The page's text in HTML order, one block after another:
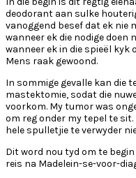
deodorant aan sulke
vanoggend besef dat ek nie
wanneer ek die nodige doen
wanneer ek in die spieël kyk
Mens raak gewoond.
In sommige gevalle kan die
mastektomie, sodat die
voorkom. My tumor was
om reg onder my tepel te
hele spulletjie te verwyder
Dit word nou tyd om te
reis na Madelein-se-voor-